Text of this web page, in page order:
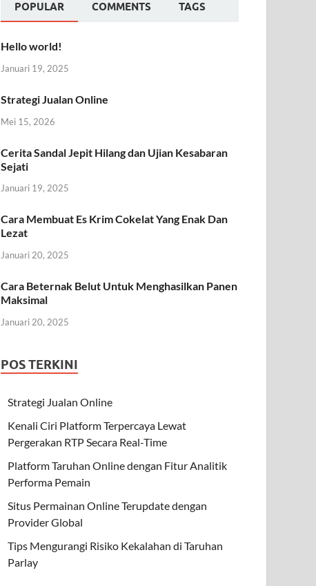
POPULAR COMMENTS TAGS
Hello world!
Januari 19, 2025
Strategi Jualan Online
Mei 15, 2026
Cerita Sandal Jepit Hilang dan Ujian Kesabaran
Sejati
Januari 19, 2025
Cara Membuat Es Krim Cokelat Yang Enak Dan
Lezat
Januari 20, 2025
Cara Beternak Belut Untuk Menghasilkan Panen
Maksimal
Januari 20, 2025
POS TERKINI
Strategi Jualan Online
Kenali Ciri Platform Terpercaya Lewat
Pergerakan RTP Secara Real-Time
Platform Taruhan Online dengan Fitur Analitik
Performa Pemain
Situs Permainan Online Terupdate dengan
Provider Global
Tips Mengurangi Risiko Kekalahan di Taruhan
Parlay